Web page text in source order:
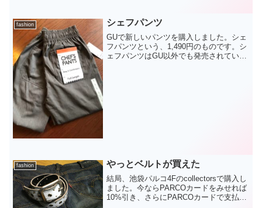
fashion シェフパンツ
GUで新しいパンツを購入しました。シェ
フパンツという、1,490円のものです。シ
ェフパンツはGU以外でも発売されてい
fashion やっとベルトが買えた
結局、池袋パルコ4Fのcollectorsで購入し
ました。今ならPARCOカードをみせれば
10%引き、さらにPARCOカードで支払え